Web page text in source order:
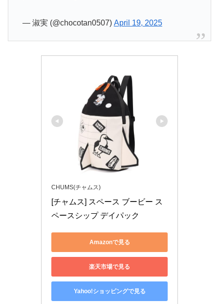
— 淑実 (@chocotan0507) April 19, 2025
CHUMS(チャムス)
[チャムス] スペース ブービー ス
ペースシップ デイパック
Amazonで見る
楽天市場で見る
Yahoo!ショッピングで見る